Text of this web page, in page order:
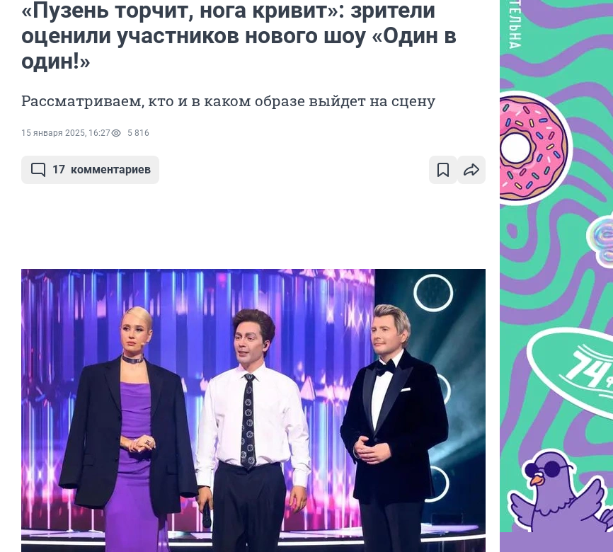
«Пузень торчит, нога кривит»: зрители
оценили участников нового шоу «Один в
один!»
Рассматриваем, кто и в каком образе выйдет на сцену
15 января 2025, 16:27 5 816
17 комментариев